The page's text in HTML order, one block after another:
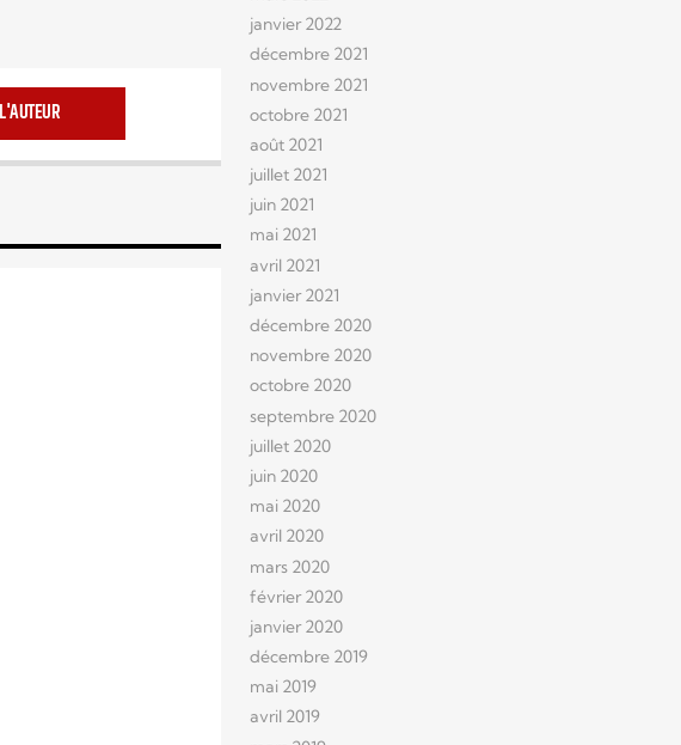
janvier 2022
décembre 2021
novembre 2021
octobre 2021
août 2021
juillet 2021
juin 2021
mai 2021
avril 2021
janvier 2021
décembre 2020
novembre 2020
octobre 2020
septembre 2020
juillet 2020
juin 2020
mai 2020
avril 2020
mars 2020
février 2020
janvier 2020
décembre 2019
mai 2019
avril 2019